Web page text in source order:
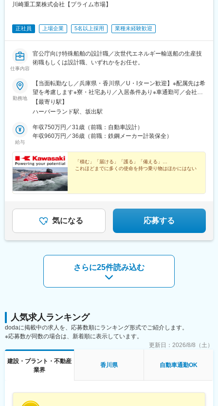
活や事業に欠かせない多様なエネルギーサービスを提供していま
す。挑戦と誠実・堅実を大切にし、社員一人ひとりが地域やお客
す。
フォーム、省エネ・脱炭素化ソリューション
くらしサポート部に所属し、地域密着型のチームで協力しながら
業務推進
■業務の魅力
お客様の快適な暮らしや事業拡大に直接貢献できるやりがいがあ
り、“ちょっとした喜び”の提供を目指せます
入社後はOJTや先輩社員によるサポート体制あり。未経験からで
も着実に知識・スキルを習得可能です
■就業環境
マイカー通勤可・転勤なし、完全週休二日制、各種社会保険完
備、テレワーク一部利用可、働き方改革推進中
■想定されるキャリアパス
地域に根差した総合エネルギー事業の提案営業として経験を積
■企業の特徴/魅力
創業140年超の歴史を持ち、地域との信頼関係を大切にしながら
新しい挑戦を続ける安定・成長企業です
変更の範囲：会社の定める業務
川崎重工業株式会社【プライム市場】
正社員 上場企業 5名以上採用 業種未経験歓迎
仕事内容
官公庁向け特殊船舶の設計職／次世代エネルギー輸送船の生産技
術職もしくは設計職、いずれかをお任せ。
勤務地
【当面転勤なし／兵庫県・香川県／U・Iターン歓迎】※配属先は希
望を考慮します※寮・社宅あり／入居条件あり※車通勤可／会社規
定による▼兵庫県・神戸工場／神戸市中央区東川崎町3-1-1▼香川
県・坂出工場／坂出市川崎町1※将来的に転勤の可能性はあります
【最寄り駅】
ハーバーランド駅、坂出駅
給与
年収750万円／31歳（前職：自動車設計）
年収960万円／36歳（前職：鉄鋼メーカー計装保全）
「積む」「届ける」「護る」「備える」…
これほどまでに多くの使命を持つ乗り物はほかにはない
気になる 応募する
さらに25件読み込む
人気求人ランキング
dodaに掲載中の求人を、応募数順にランキング形式でご紹介します。
※応募数が同数の場合は、新着順に表示しています。
更新日： 2026/8/8（土）
建設・プラント・不動産
業界
香川県 自動車通勤OK